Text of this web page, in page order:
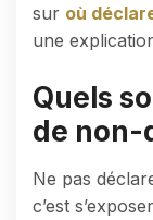
sur où
une
Quels
de non-
Ne pas
c’est